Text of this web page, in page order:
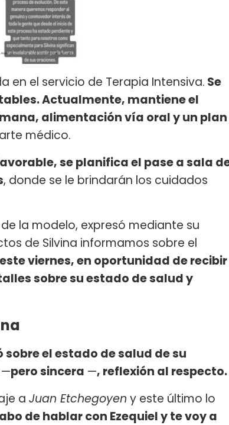
en el servicio de Terapia Intensiva. Se
Actualmente, mantiene el
alimentación vía oral y un plan
médico.
se planifica el pase a sala
, donde se le brindarán los cuidados
la modelo, expresó mediante su
de Silvina informamos sobre el
viernes, en oportunidad de recibir
sobre su estado de salud y
sobre el estado de salud de su
—pero sincera —, reflexión al respecto.
a Juan Etchegoyen y este último lo
de hablar con Ezequiel y te voy a